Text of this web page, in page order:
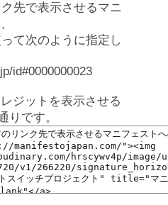
先で表示させるマニ
て次のように指定し
id#0000000023
ジットを表示させる
りです。